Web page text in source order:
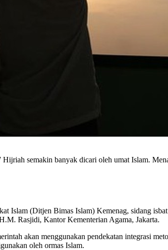
semakin banyak dicari oleh umat Islam.
Islam (Ditjen Bimas Islam) Kemenag, sidang
Rasjidi, Kantor Kementerian Agama, Jakarta.
akan menggunakan pendekatan integrasi
oleh ormas Islam.